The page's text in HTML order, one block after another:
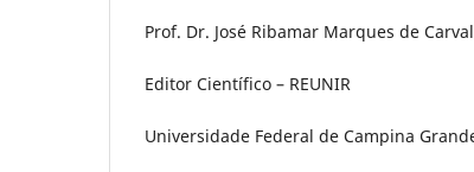
Prof. Dr. José Ribamar Marques de
Editor Científico – REUNIR
Universidade Federal de Campina